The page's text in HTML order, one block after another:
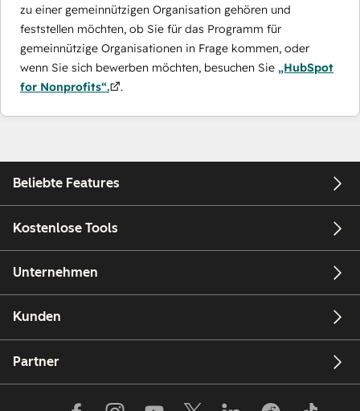
zu einer gemeinnützigen Organisation gehören und
feststellen möchten, ob Sie für das Programm für
gemeinnützige Organisationen in Frage kommen, oder
wenn Sie sich bewerben möchten, besuchen Sie „HubSpot
for Nonprofits“.
.
Beliebte Features
Kostenlose Tools
Unternehmen
Kunden
Partner